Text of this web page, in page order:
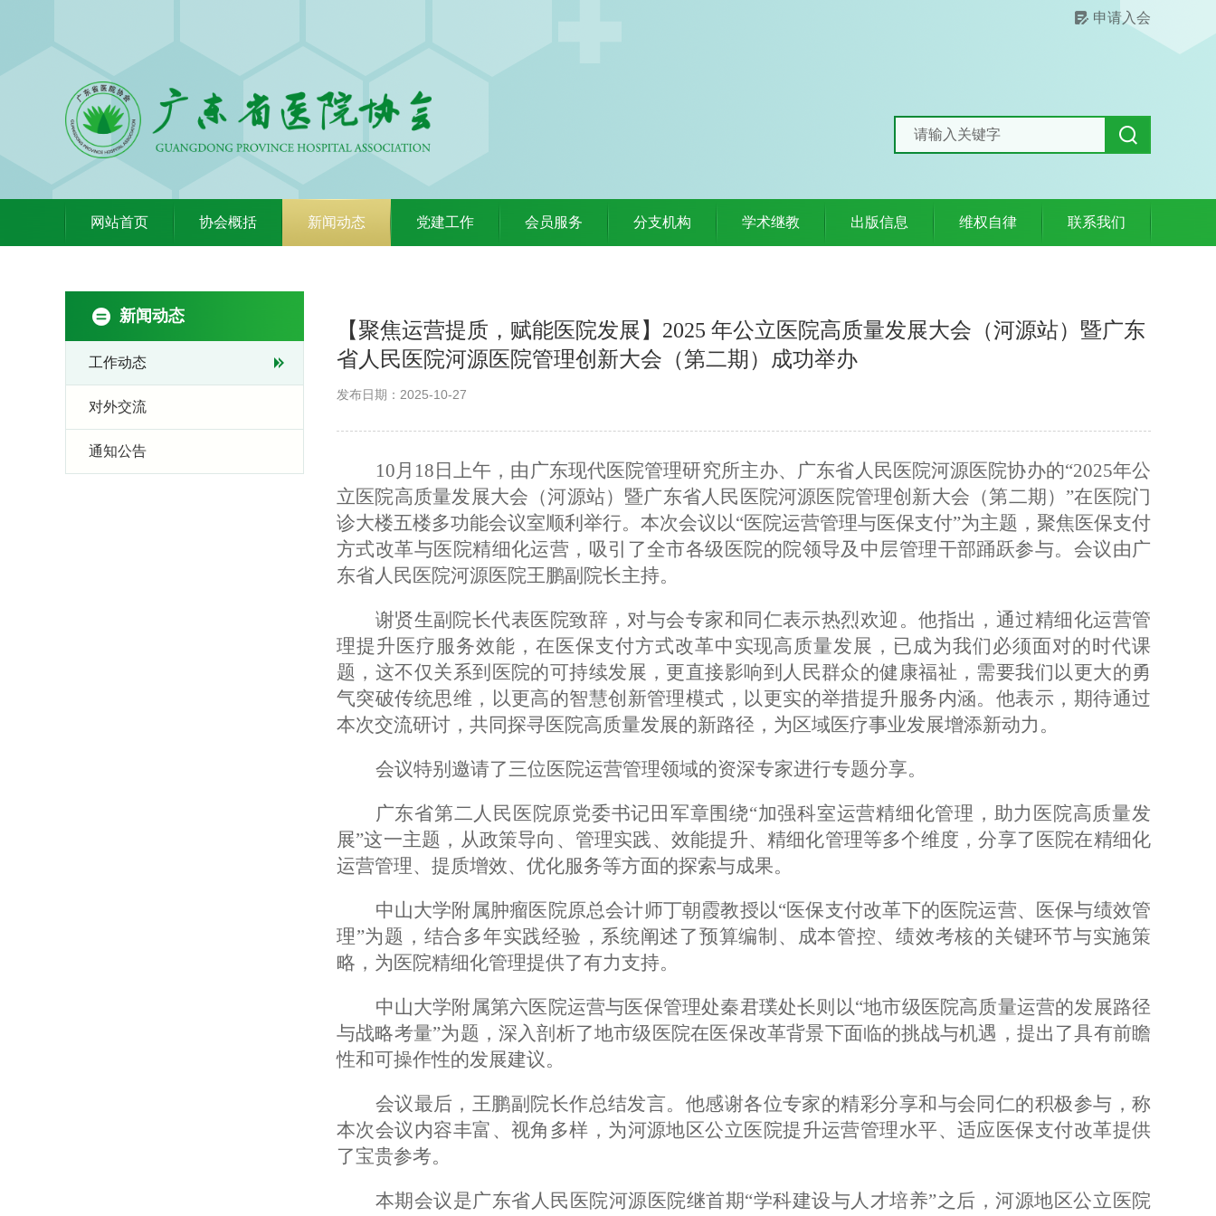
申请入会
网站首页 协会概括 新闻动态 党建工作 会员服务 分支机构 学术继教 出版信息 维权自律 联系我们
新闻动态
工作动态
对外交流
通知公告
【聚焦运营提质，赋能医院发展】2025 年公立医院高质量发展大会（河源站）暨广东
省人民医院河源医院管理创新大会（第二期）成功举办
发布日期：2025-10-27
10月18日上午，由广东现代医院管理研究所主办、广东省人民医院河源医院协办的“2025年公
立医院高质量发展大会（河源站）暨广东省人民医院河源医院管理创新大会（第二期）”在医院门
诊大楼五楼多功能会议室顺利举行。本次会议以“医院运营管理与医保支付”为主题，聚焦医保支付
方式改革与医院精细化运营，吸引了全市各级医院的院领导及中层管理干部踊跃参与。会议由广
东省人民医院河源医院王鹏副院长主持。
谢贤生副院长代表医院致辞，对与会专家和同仁表示热烈欢迎。他指出，通过精细化运营管
理提升医疗服务效能，在医保支付方式改革中实现高质量发展，已成为我们必须面对的时代课
题，这不仅关系到医院的可持续发展，更直接影响到人民群众的健康福祉，需要我们以更大的勇
气突破传统思维，以更高的智慧创新管理模式，以更实的举措提升服务内涵。他表示，期待通过
本次交流研讨，共同探寻医院高质量发展的新路径，为区域医疗事业发展增添新动力。
会议特别邀请了三位医院运营管理领域的资深专家进行专题分享。
广东省第二人民医院原党委书记田军章围绕“加强科室运营精细化管理，助力医院高质量发
展”这一主题，从政策导向、管理实践、效能提升、精细化管理等多个维度，分享了医院在精细化
运营管理、提质增效、优化服务等方面的探索与成果。
中山大学附属肿瘤医院原总会计师丁朝霞教授以“医保支付改革下的医院运营、医保与绩效管
理”为题，结合多年实践经验，系统阐述了预算编制、成本管控、绩效考核的关键环节与实施策
略，为医院精细化管理提供了有力支持。
中山大学附属第六医院运营与医保管理处秦君璞处长则以“地市级医院高质量运营的发展路径
与战略考量”为题，深入剖析了地市级医院在医保改革背景下面临的挑战与机遇，提出了具有前瞻
性和可操作性的发展建议。
会议最后，王鹏副院长作总结发言。他感谢各位专家的精彩分享和与会同仁的积极参与，称
本次会议内容丰富、视角多样，为河源地区公立医院提升运营管理水平、适应医保支付改革提供
了宝贵参考。
本期会议是广东省人民医院河源医院继首期“学科建设与人才培养”之后，河源地区公立医院